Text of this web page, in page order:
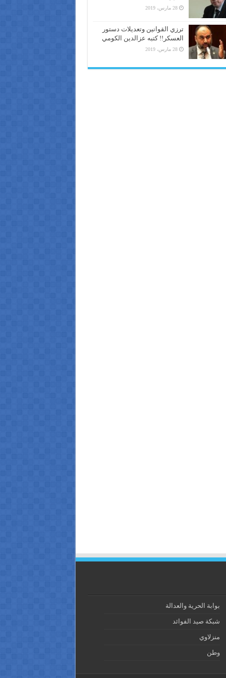
28 مارس، 2019
ترزي القوانين وتعديلات دستور
العسكر!! كتبه عزالدين الكومي
28 مارس، 2019
بوابة الحرية والعدالة
شبكة صيد الفوائد
منزلاوي
وطن